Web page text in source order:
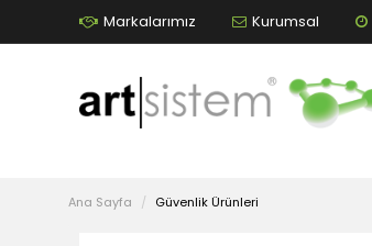
Markalarımız Kurumsal
Ana Sayfa Güvenlik Ürünleri